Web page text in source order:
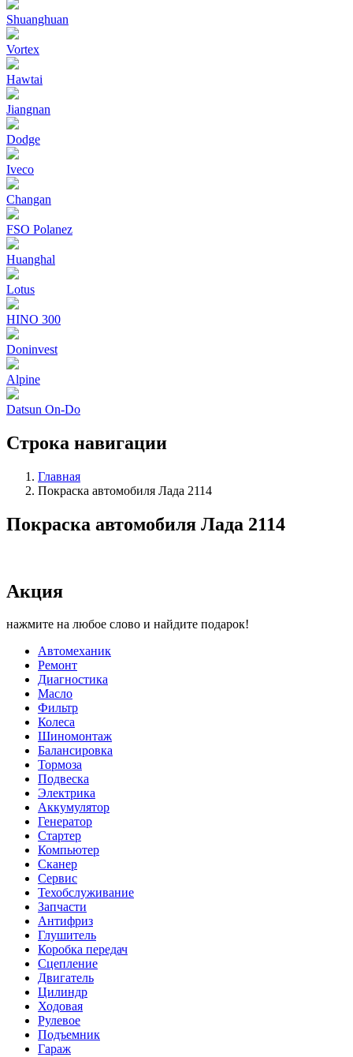
Shuanghuan
Vortex
Hawtai
Jiangnan
Dodge
Iveco
Changan
FSO Polanez
Huanghal
Lotus
HINO 300
Doninvest
Alpine
Datsun On-Do
Строка навигации
Главная
Покраска автомобиля Лада 2114
Покраска автомобиля Лада 2114
Акция
нажмите на любое слово и найдите подарок!
Автомеханик
Ремонт
Диагностика
Масло
Фильтр
Колеса
Шиномонтаж
Балансировка
Тормоза
Подвеска
Электрика
Аккумулятор
Генератор
Стартер
Компьютер
Сканер
Сервис
Техобслуживание
Запчасти
Антифриз
Глушитель
Коробка передач
Сцепление
Двигатель
Цилиндр
Ходовая
Рулевое
Подъемник
Гараж